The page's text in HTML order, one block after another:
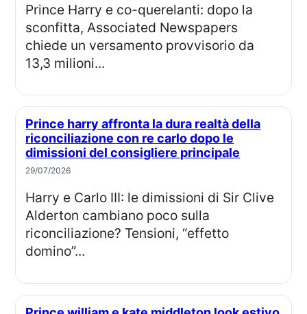
Prince Harry e co-querelanti: dopo la
sconfitta, Associated Newspapers
chiede un versamento provvisorio da
13,3 milioni...
Prince harry affronta la dura realtà della
riconciliazione con re carlo dopo le
dimissioni del consigliere principale
29/07/2026
Harry e Carlo III: le dimissioni di Sir Clive
Alderton cambiano poco sulla
riconciliazione? Tensioni, “effetto
domino”...